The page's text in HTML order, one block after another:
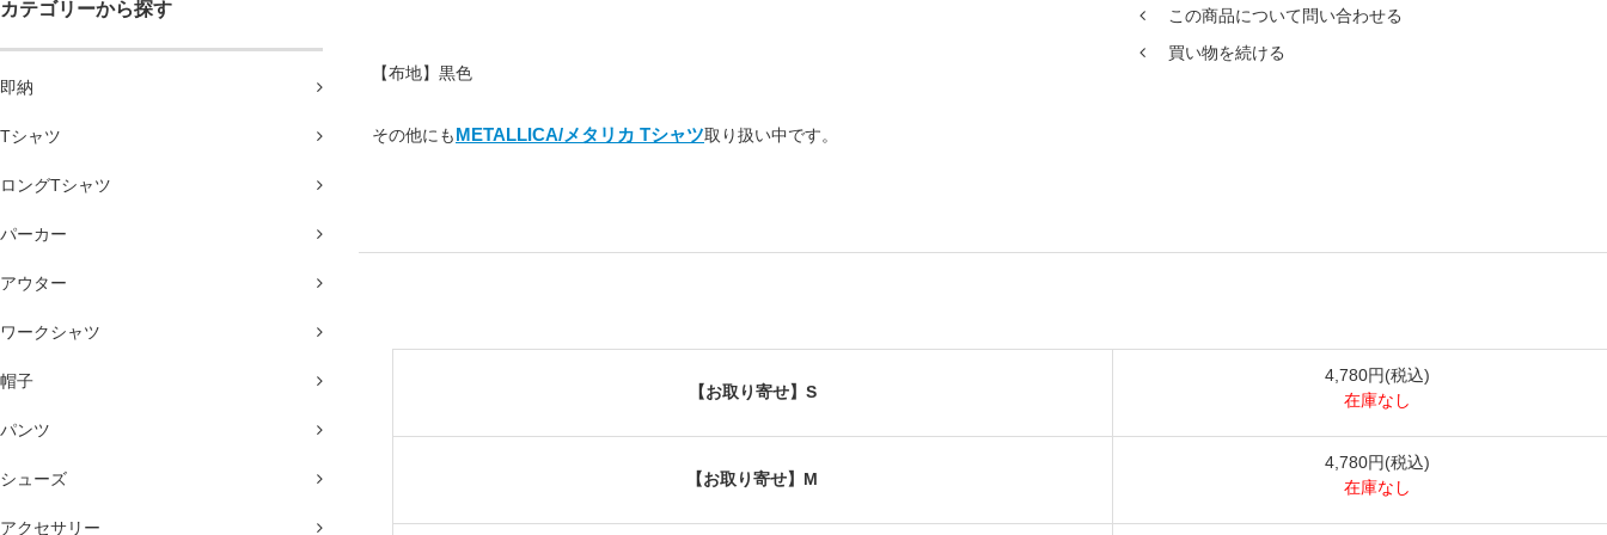
カテゴリーから探す
即納
Tシャツ
ロングTシャツ
パーカー
アウター
ワークシャツ
帽子
パンツ
シューズ
アクセサリー
【布地】黒色
その他にもMETALLICA/メタリカ Tシャツ取り扱い中です。
この商品について問い合わせる
買い物を続ける
【お取り寄せ】S
4,780円(税込)
在庫なし
【お取り寄せ】M
4,780円(税込)
在庫なし